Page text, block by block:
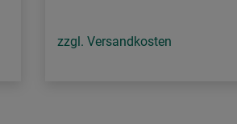
zzgl. Versandkosten